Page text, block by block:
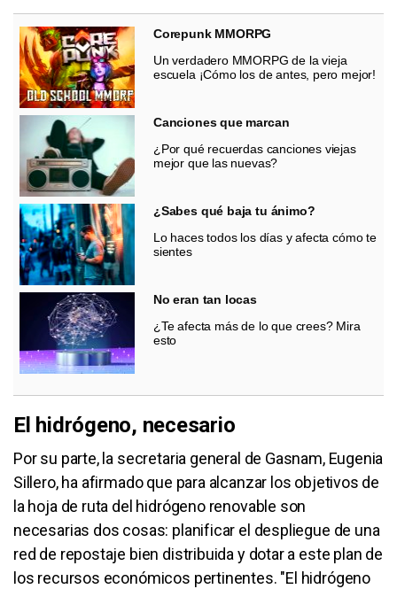
Corepunk MMORPG
Un verdadero MMORPG de la vieja
escuela ¡Cómo los de antes, pero mejor!
Canciones que marcan
¿Por qué recuerdas canciones viejas
mejor que las nuevas?
¿Sabes qué baja tu ánimo?
Lo haces todos los días y afecta cómo te
sientes
No eran tan locas
¿Te afecta más de lo que crees? Mira
esto
El hidrógeno, necesario
Por su parte, la secretaria general de Gasnam, Eugenia
Sillero, ha afirmado que para alcanzar los objetivos de
la hoja de ruta del hidrógeno renovable son
necesarias dos cosas: planificar el despliegue de una
red de repostaje bien distribuida y dotar a este plan de
los recursos económicos pertinentes. "El hidrógeno